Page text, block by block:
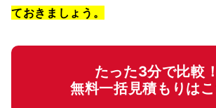
ておきましょう。
たった3分で比較！
無料一括見積もりは